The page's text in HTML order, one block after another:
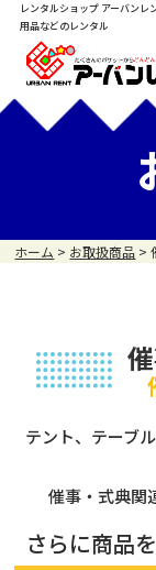
レンタルショップ アーバンレ
用品などのレンタル
ホーム > お取扱商品 >
テント、テーブ
催事・式典関
さらに商品